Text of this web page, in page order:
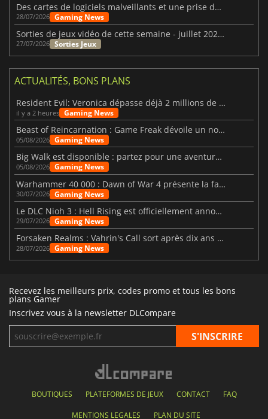
Des cartes de logiciels malveillants et une prise de contrôle de Discord ont touché Meccha Chameleon
28/07/2026 Gaming News
Sorties de jeux vidéo de cette semaine - juillet 2026 (semaine 31)
27/07/2026 Sorties Jeux
ACTUALITÉS, BONS PLANS
Resident Evil: Veronica dépasse déjà 2 millions de wishlists
il y a 2 heures Gaming News
Beast of Reincarnation : Game Freak dévoile un nouveau pari
05/08/2026 Gaming News
Big Walk est disponible : partez pour une aventure entre amis
05/08/2026 Gaming News
Warhammer 40 000 : Dawn of War 4 présente la faction des Nécrons
30/07/2026 Gaming News
Le DLC Nioh 3 : Hell Rising est officiellement annoncé
29/07/2026 Gaming News
Forsaken Realms : Vahrin's Call sort après dix ans de développement
28/07/2026 Gaming News
Recevez les meilleurs prix, codes promo et tous les bons
plans Gamer
Inscrivez vous à la newsletter DLCompare
BOUTIQUES PLATEFORMES DE JEUX CONTACT FAQ
MENTIONS LEGALES PLAN DU SITE